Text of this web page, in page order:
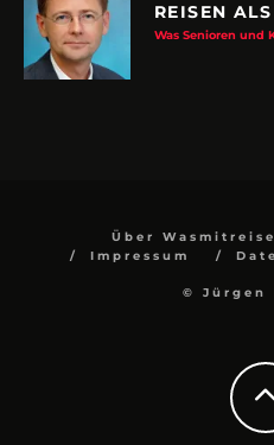
REISEN
Was Senioren und
Über
Impressum
© Jürgen